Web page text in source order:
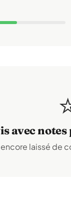
avec
laissé